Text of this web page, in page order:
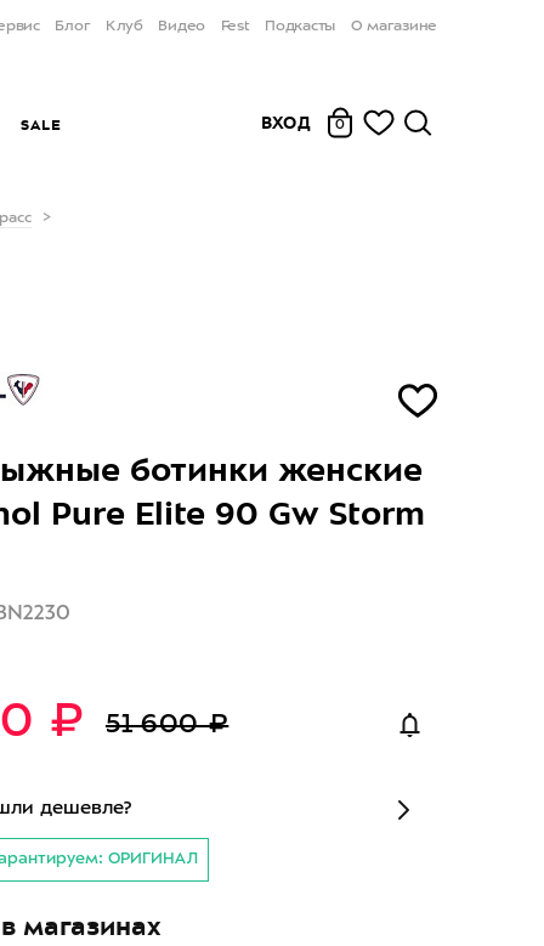
Блог Клуб Видео Fest Подкасты О магазине
SALE ВХОД 0
ботинки женские
Pure Elite 90 Gw Storm
₽ 51 600 ₽
дешевле?
ОРИГИНАЛ
магазинах